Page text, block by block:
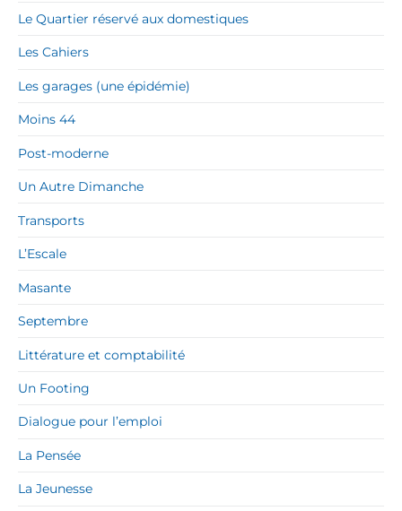
Le Quartier réservé aux domestiques
Les Cahiers
Les garages (une épidémie)
Moins 44
Post-moderne
Un Autre Dimanche
Transports
L’Escale
Masante
Septembre
Littérature et comptabilité
Un Footing
Dialogue pour l’emploi
La Pensée
La Jeunesse